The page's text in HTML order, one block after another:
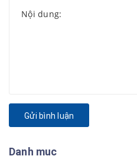
Gửi bình luận
Danh mục